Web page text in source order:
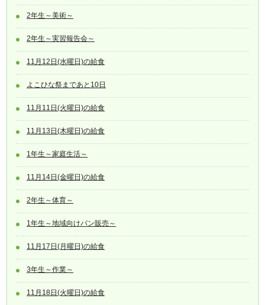
2年生～美術～
2年生～実習報告会～
11月12日(水曜日)の給食
よこひな祭まであと10日
11月11日(火曜日)の給食
11月13日(木曜日)の給食
1年生～家庭生活～
11月14日(金曜日)の給食
2年生～体育～
1年生～地域向けパン販売～
11月17日(月曜日)の給食
3年生～作業～
11月18日(火曜日)の給食